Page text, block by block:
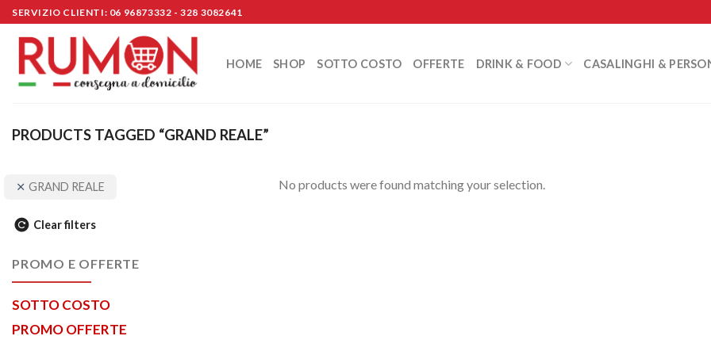
Skip
to
content
SERVIZIO CLIENTI: 06 96873332 - 328 3082641
HOME SHOP SOTTO COSTO OFFERTE DRINK & FOOD CASALINGHI &
PRODUCTS TAGGED “GRAND REALE”
GRAND REALE
Clear filters
PROMO E OFFERTE
SOTTO COSTO
PROMO OFFERTE
No products were found matching your selection.